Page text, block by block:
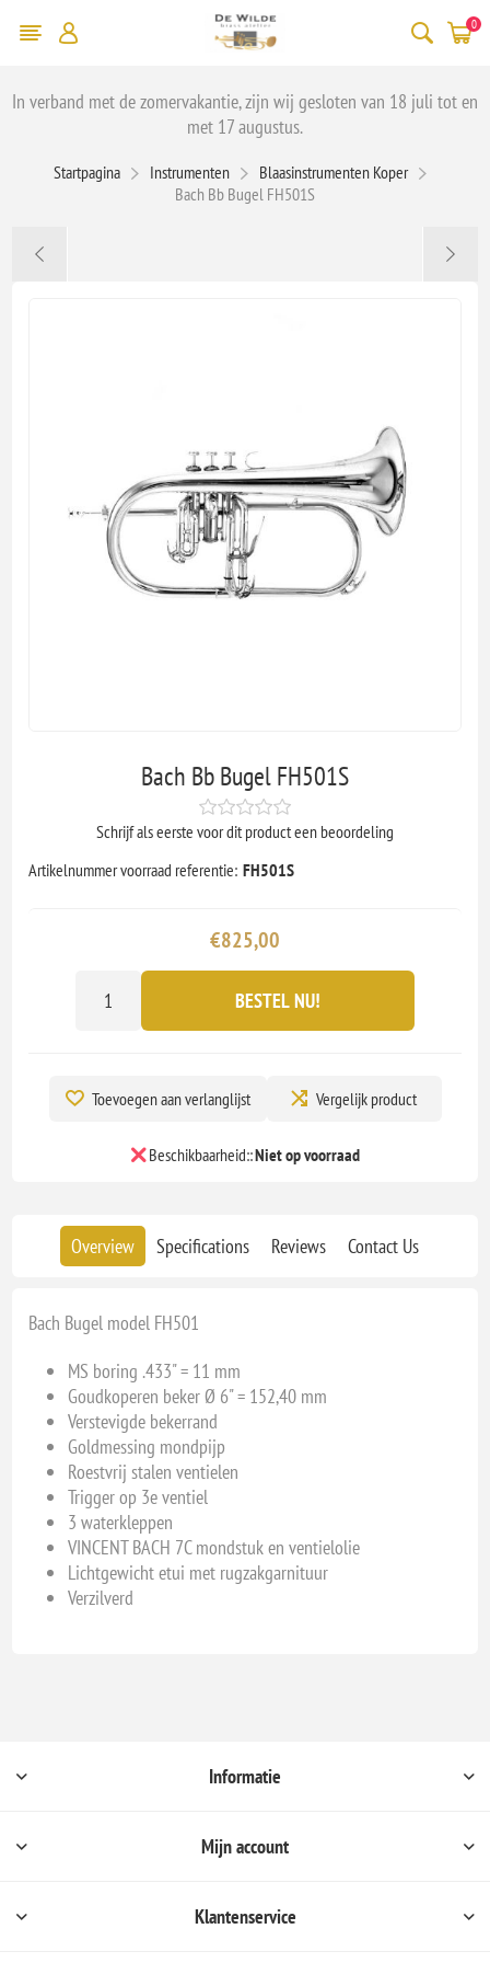
0
In verband met de zomervakantie, zijn wij gesloten van 18 juli tot en
met 17 augustus.
Startpagina Instrumenten
Blaasinstrumenten Koper
Bach Bb Bugel FH501S
Bach Bb Bugel FH501S
Schrijf als eerste voor dit product een beoordeling
Artikelnummer voorraad referentie: FH501S
€825,00
BESTEL NU!
Toevoegen aan verlanglijst Vergelijk product
Beschikbaarheid::Niet op voorraad
Overview Specifications Reviews Contact Us
Bach Bugel model FH501
MS boring .433" = 11 mm
Goudkoperen beker Ø 6" = 152,40 mm
Verstevigde bekerrand
Goldmessing mondpijp
Roestvrij stalen ventielen
Trigger op 3e ventiel
3 waterkleppen
VINCENT BACH 7C mondstuk en ventielolie
Lichtgewicht etui met rugzakgarnituur
Verzilverd
Informatie
Mijn account
Klantenservice